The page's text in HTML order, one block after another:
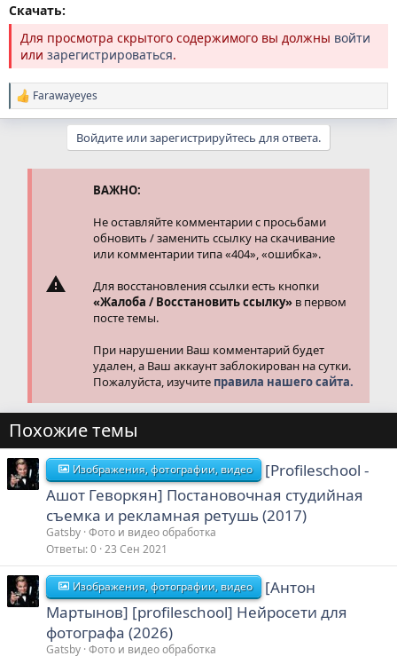
Скачать:
Для просмотра скрытого содержимого вы должны войти
или зарегистрироваться.
Р
е
Farawayeyes
Войдите или зарегистрируйтесь для ответа.
ВАЖНО:
Не оставляйте комментарии с просьбами
обновить / заменить ссылку на скачивание
или комментарии типа «404», «ошибка».
Для восстановления ссылки есть кнопки
«Жалоба / Восстановить ссылку» в первом
посте темы.
При нарушении Ваш комментарий будет
удален, а Ваш аккаунт заблокирован на сутки.
Пожалуйста, изучите правила нашего сайта.
Похожие темы
Изображения, фотографии, видео
[Profileschool -
Ашот Геворкян] Постановочная студийная
съемка и рекламная ретушь (2017)
Gatsby Фото и видео обработка
Ответы 0 23 Сен 2021
Изображения, фотографии, видео
[Антон
Мартынов] [profileschool] Нейросети для
фотографа (2026)
Gatsby Фото и видео обработка